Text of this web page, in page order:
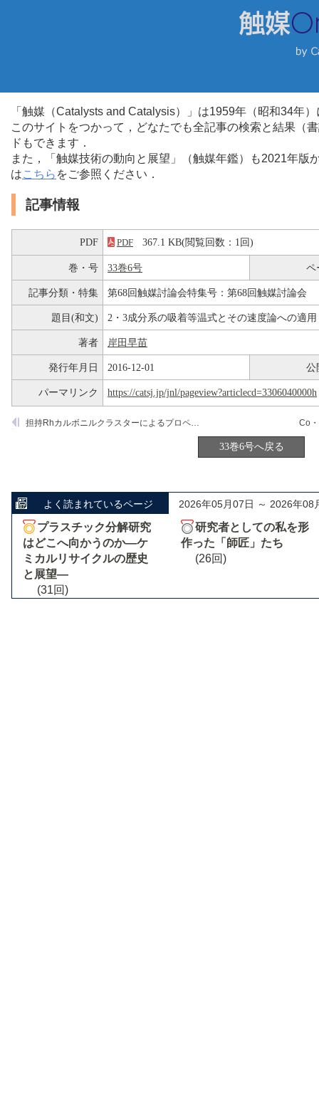
「触媒（Catalysts and Catalysis）」は1959年（昭和34年
このサイトをつかって，どなたでも全記事の検索と結果（
ドもできます．
また，「触媒技術の動向と展望」（触媒年鑑）も2021年
はこちら をご参照ください．
記事情報
PDF PDF 367.1 KB(閲覧回数：1回)
巻・号 33巻6号 ペ
記事分類・特集 第68回触媒討論会特集号：第68回触媒討論会
題目(和文) 2・3成分系の吸着等温式とその速度論への適用
著者 岸田早苗
発行年月日 2016-12-01 公
パーマリンク https://catsj.jp/jnl/pageview?articlecd=3306040000h
Co
担持Rhカルボニルクラスターによるプロペン―重水素交換反応
33巻6号へ戻る
よく読まれているページ 2026年05月07日 ～ 2026年08
プラスチック分解研究
はどこへ向かうのか―ケ
ミカルリサイクルの歴史
と展望―
(31回)
研究者としての私を形
作った「師匠」たち
(26回)